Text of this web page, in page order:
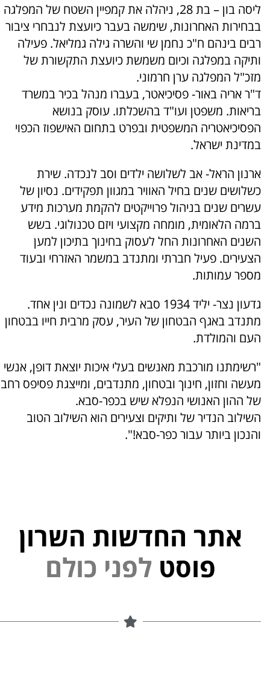
ליסה בון – בת 28, ניהלה את קמפיין השטח של המפלגה
בבחירות האחרונות, שימשה בעבר כיועצת לנבחרי ציבור
רבים בינהם ח"כ נחמן שי והשרה גילה גמליאל. פעילה
ותיקה במפלגה וכיום משמשת כיועצת התקשורת של
מזכ"ל המפלגה ערן חרמוני.
ד"ר אריה באור- פסיכיאטר, בעברו מנהל בכיר במשרד
בריאות. משפטן ועו"ד בהשכלתו. עוסק בנושא
הפסיכיאטריה המשפטית ובפרט בתחום האישפוז הכפוי
במדינת ישראל.
ארנון הראל- אב לשלושה ילדים וסב לנכדה. שירת
כשלושים שנים בחיל האוויר במגוון תפקידים. נסיון של
עשרים שנים בניהול פרוייקטים להקמת מערכות מידע
ברמה הלאומית, מומחה מקצועי ויזם טכנולוגי. בשש
השנים האחרונות החל לעסוק בחינוך בתיכון למען
הצעירים. פעיל חברתי ומתנדב במשמר האזרחי ובעוד
מספר עמותות.
גדעון נצר- יליד 1934 סבא לשמונה נכדים ונין אחד.
מתנדב באגף הבטחון של העיר, עסק מרבית חייו בבטחון
העם והמולדת.
"רשימתנו מורכבת מאנשים בעלי איכות יוצאת דופן, אנשי
מעשה וחזון, חינוך ובטחון, מתנדבים, ומייצגת פסיפס רחב
של ההון האנושי הנפלא שיש בכפר-סבא.
השילוב הנדיר של ותיקים וצעירים הוא השילוב הטוב
והנכון ביותר עבור כפר-סבא!".
אתר החדשות השרון
פוסט